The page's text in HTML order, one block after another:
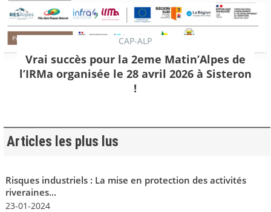
CAP-ALP
Vrai succès pour la 2eme Matin’Alpes de
l’IRMa organisée le 28 avril 2026 à Sisteron
!
Articles les plus lus
Risques industriels : La mise en protection des activités
riveraines...
23-01-2024